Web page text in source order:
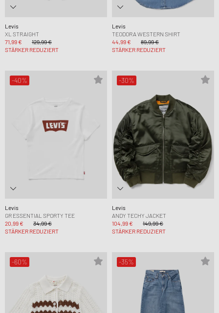
Levis
XL STRAIGHT
71,99 €
129,99 €
STÄRKER REDUZIERT
Levis
TEODORA WESTERN SHIRT
44,99 €
89,99 €
STÄRKER REDUZIERT
-40%
Levis
GR ESSENTIAL SPORTY TEE
20,99 €
34,99 €
STÄRKER REDUZIERT
-30%
Levis
ANDY TECHY JACKET
104,99 €
149,99 €
STÄRKER REDUZIERT
-60% -35%